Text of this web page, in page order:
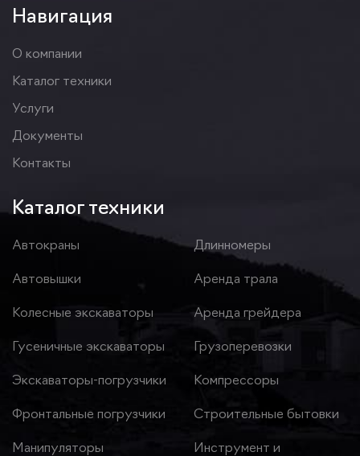
Навигация
О компании
Каталог техники
Услуги
Документы
Контакты
Каталог техники
Автокраны
Автовышки
Колесные экскаваторы
Гусеничные экскаваторы
Экскаваторы-погрузчики
Фронтальные погрузчики
Манипуляторы
Длинномеры
Аренда трала
Аренда грейдера
Грузоперевозки
Компрессоры
Строительные бытовки
Инструмент и